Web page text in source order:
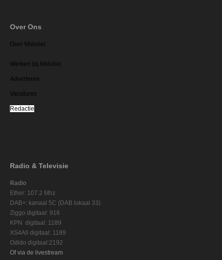
Over Ons
Over Midvliet
Werken bij Midvliet
Adverteren
Vacatures
Redactie
Radio & Televisie
Radio
Ether: 107.2 Mhz
DAB+: kanaal 5C (DAB lokaal 33)
Ziggo digitaal: 916
KPN digitaal: 1189
XS4All digitaal: 1189
Odido digitaal:2192
Of via de livestream